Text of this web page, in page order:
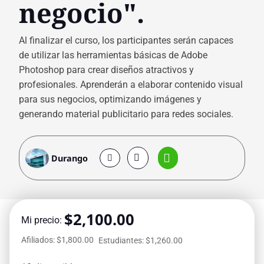
negocio".
Al finalizar el curso, los participantes serán capaces
de utilizar las herramientas básicas de Adobe
Photoshop para crear diseños atractivos y
profesionales. Aprenderán a elaborar contenido visual
para sus negocios, optimizando imágenes y
generando material publicitario para redes sociales.
Durango
Mi precio: $2,100.00
Afiliados: $1,800.00 Estudiantes: $1,260.00